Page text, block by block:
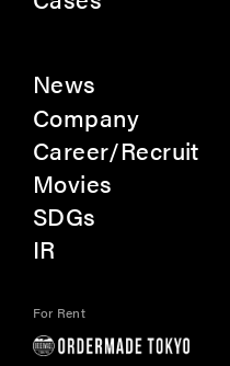
News
Company
Career/Recruit
Movies
SDGs
IR
For Rent